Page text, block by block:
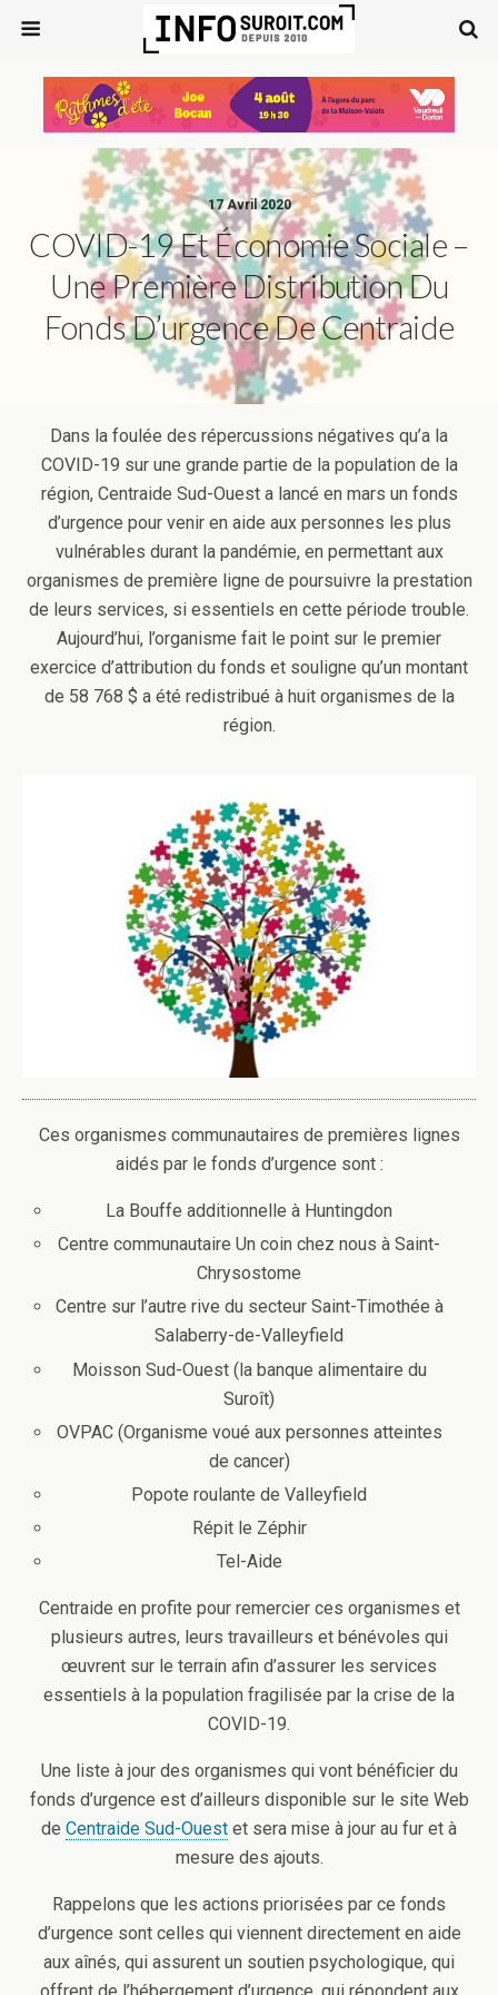
17 Avril 2020
COVID-19 Et Économie Sociale –
Une Première Distribution Du
Fonds D’urgence De Centraide
Dans la foulée des répercussions négatives qu’a la
COVID-19 sur une grande partie de la population de la
région, Centraide Sud-Ouest a lancé en mars un fonds
d’urgence pour venir en aide aux personnes les plus
vulnérables durant la pandémie, en permettant aux
organismes de première ligne de poursuivre la prestation
de leurs services, si essentiels en cette période trouble.
Aujourd’hui, l’organisme fait le point sur le premier
exercice d’attribution du fonds et souligne qu’un montant
de 58 768 $ a été redistribué à huit organismes de la
région.
Ces organismes communautaires de premières lignes
aidés par le fonds d’urgence sont :
La Bouffe additionnelle à Huntingdon
Centre communautaire Un coin chez nous à Saint-
Chrysostome
Centre sur l’autre rive du secteur Saint-Timothée à
Salaberry-de-Valleyfield
Moisson Sud-Ouest (la banque alimentaire du
Suroît)
OVPAC (Organisme voué aux personnes atteintes
de cancer)
Popote roulante de Valleyfield
Répit le Zéphir
Tel-Aide
Centraide en profite pour remercier ces organismes et
plusieurs autres, leurs travailleurs et bénévoles qui
œuvrent sur le terrain afin d’assurer les services
essentiels à la population fragilisée par la crise de la
COVID-19.
Une liste à jour des organismes qui vont bénéficier du
fonds d’urgence est d’ailleurs disponible sur le site Web
de Centraide Sud-Ouest et sera mise à jour au fur et à
mesure des ajouts.
Rappelons que les actions priorisées par ce fonds
d’urgence sont celles qui viennent directement en aide
aux aînés, qui assurent un soutien psychologique, qui